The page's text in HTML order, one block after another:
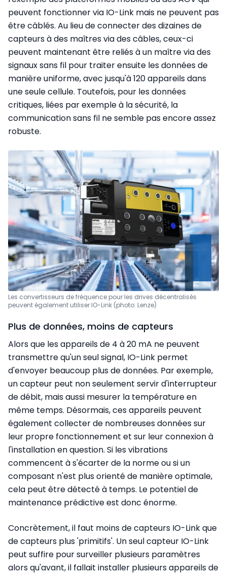
peuvent fonctionner via IO-Link mais ne peuvent pas
être câblés. Au lieu de connecter des dizaines de
capteurs à des maîtres via des câbles, ceux-ci
peuvent maintenant être reliés à un maître via des
signaux sans fil pour traiter ensuite les données de
manière uniforme, avec jusqu'à 120 appareils dans
une seule cellule. Toutefois, pour les données
critiques, liées par exemple à la sécurité, la
communication sans fil ne semble pas encore assez
robuste.
Les convertisseurs de fréquence pour les drives décentralisés
peuvent également utiliser IO-Link (photo: Lenze)
Plus de données, moins de capteurs
Alors que les appareils de 4 à 20 mA ne peuvent
transmettre qu'un seul signal, IO-Link permet
d'envoyer beaucoup plus de données. Par exemple,
un capteur peut non seulement servir d'interrupteur
de débit, mais aussi mesurer la température en
même temps. Désormais, ces appareils peuvent
également collecter de nombreuses données sur
leur propre fonctionnement et sur leur connexion à
l'installation en question. Si les vibrations
commencent à s'écarter de la norme ou si un
composant n'est plus orienté de manière optimale,
cela peut être détecté à temps. Le potentiel de
maintenance prédictive est donc énorme.
Concrètement, il faut moins de capteurs IO-Link que
de capteurs plus 'primitifs'. Un seul capteur IO-Link
peut suffire pour surveiller plusieurs paramètres
alors qu'avant, il fallait installer plusieurs appareils de